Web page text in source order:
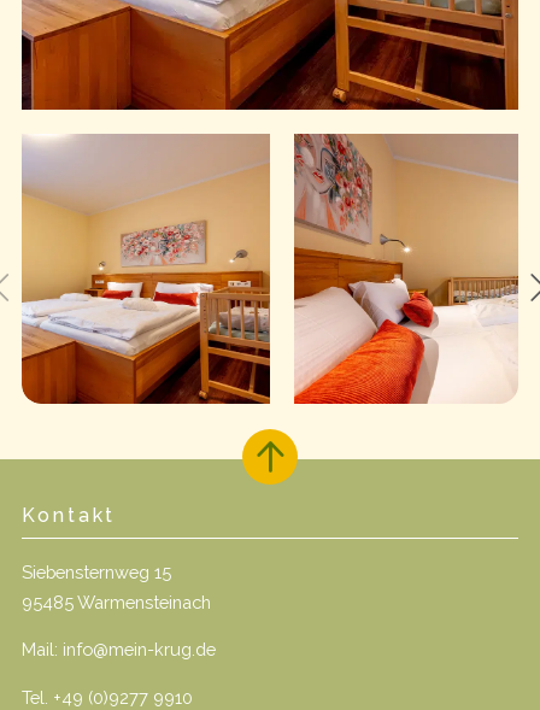
Kontakt
Siebensternweg 15
95485 Warmensteinach
Mail: info@mein-krug.de
Tel. +49 (0)9277 9910